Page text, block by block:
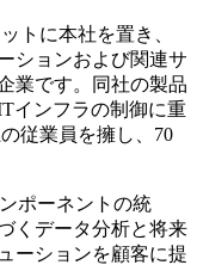
トに本社を置き、
ションおよび関連サ
業です。同社の製品
インフラの制御に重
従業員を擁し、70
ポーネントの統
くデータ分析と将来
ーションを顧客に提